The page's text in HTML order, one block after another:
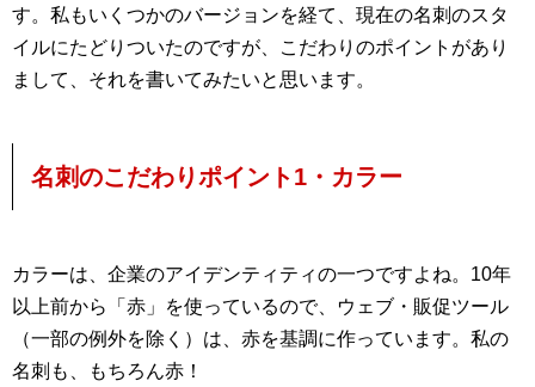
す。私もいくつかのバージョンを経て、現在の名刺のスタ
イルにたどりついたのですが、こだわりのポイントがあり
まして、それを書いてみたいと思います。
名刺のこだわりポイント1・カラー
カラーは、企業のアイデンティティの一つですよね。10年
以上前から「赤」を使っているので、ウェブ・販促ツール
（一部の例外を除く）は、赤を基調に作っています。私の
名刺も、もちろん赤！